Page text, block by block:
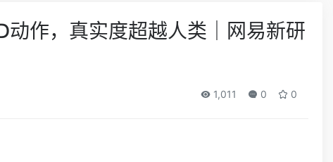
作，真实度超越人类｜网易新研
1,011 0 0